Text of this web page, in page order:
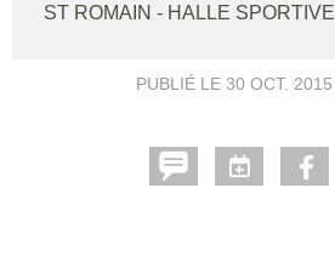
ST ROMAIN - HALLE SPORTIVE
PUBLIÉ LE 30 OCT. 2015